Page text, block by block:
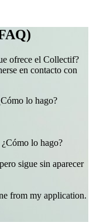
ofrece el Collectif?
en contacto con
lo hago?
lo hago?
sigue sin aparecer
from my application.